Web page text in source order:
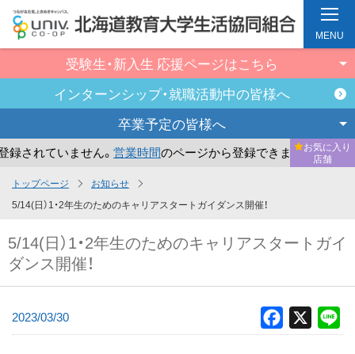
コ
ン
テ
受験生・新入生 応援ページはこちら
インターンシップ・就職活動中の皆様へ
卒業予定の皆様へ
されていません。営業時間のページから登録できます。 ま
お気に入り
店舗
MENU
トップページ
お知らせ
5/14(日）1・2年生のためのキャリアスタートガイダンス開催！
5/14(日）1・2年生のためのキャリアスタートガイ
ダンス開催！
2023/03/30 Facebook